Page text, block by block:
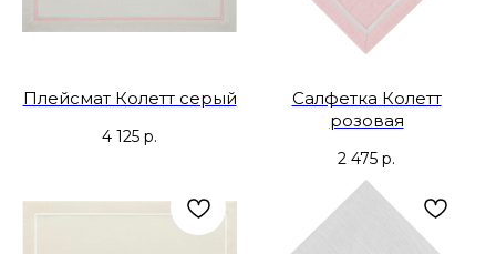
Плейсмат Колетт серый
4 125 р.
Салфетка Колетт
розовая
2 475 р.